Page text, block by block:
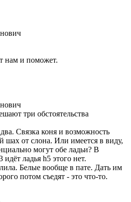
нам и поможет.
три обстоятельства
Связка коня и возможность
шах от слона. Или имеется в виду,
могут обе ладьи? В
идёт ладья h5 этого нет.
Белые вообще в пате. Дать им
потом съедят - это что-то.